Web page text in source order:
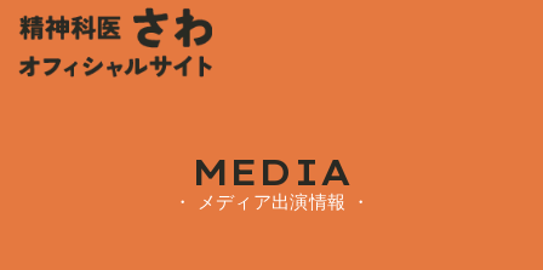
MEDIA
・ メディア出演情報 ・